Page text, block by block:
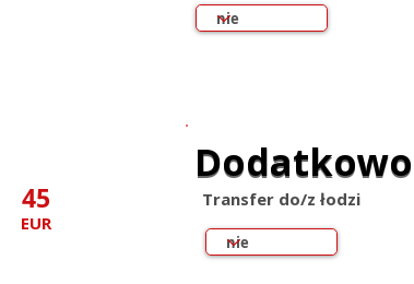
45
EUR
Transfer do/z łodzi